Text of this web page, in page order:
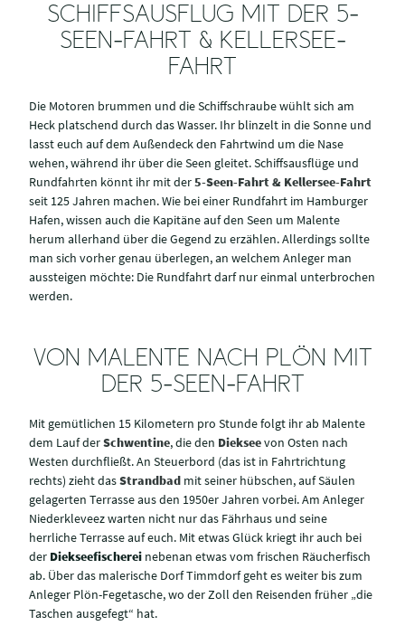
SCHIFFSAUSFLUG MIT DER 5-
SEEN-FAHRT & KELLERSEE-
FAHRT
Die Motoren brummen und die Schiffschraube wühlt sich am
Heck platschend durch das Wasser. Ihr blinzelt in die Sonne und
lasst euch auf dem Außendeck den Fahrtwind um die Nase
wehen, während ihr über die Seen gleitet. Schiffsausflüge und
Rundfahrten könnt ihr mit der5-Seen-Fahrt & Kellersee-Fahrt
seit 125 Jahren machen. Wie bei einer Rundfahrt im Hamburger
Hafen, wissen auch die Kapitäne auf den Seen um Malente
herum allerhand über die Gegend zu erzählen. Allerdings sollte
man sich vorher genau überlegen, an welchem Anleger man
aussteigen möchte: Die Rundfahrt darf nur einmal unterbrochen
werden.
VON MALENTE NACH PLÖN MIT
DER 5-SEEN-FAHRT
Mit gemütlichen 15 Kilometern pro Stunde folgt ihr ab Malente
dem Lauf derSchwentine, die den Diekseevon Osten nach
Westen durchfließt. An Steuerbord (das ist in Fahrtrichtung
rechts) zieht dasStrandbad mit seiner hübschen, auf Säulen
gelagerten Terrasse aus den 1950er Jahren vorbei. Am Anleger
Niederkleveez warten nicht nur das Fährhaus und seine
herrliche Terrasse auf euch. Mit etwas Glück kriegt ihr auch bei
der Diekseefischerei nebenan etwas vom frischen Räucherfisch
ab. Über das malerische Dorf Timmdorf geht es weiter bis zum
Anleger Plön-Fegetasche, wo der Zoll den Reisenden früher „die
Taschen ausgefegt“ hat.